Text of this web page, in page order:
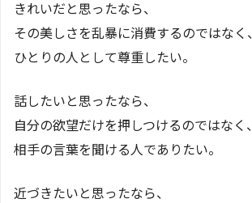
きれいだと思ったなら、
その美しさを乱暴に消費するのではなく、
ひとりの人として尊重したい。
話したいと思ったなら、
自分の欲望だけを押しつけるのではなく、
相手の言葉を聞ける人でありたい。
近づきたいと思ったなら、